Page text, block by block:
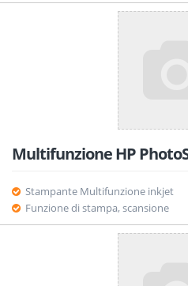
Multifunzione HP
Stampante Multifunzione inkjet
Funzione di stampa, scansione